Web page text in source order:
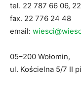
tel. 22 787 66 06,
fax. 22 776 24 48
email:
05–200 Wołomin,
ul. Kościelna 5/7 II